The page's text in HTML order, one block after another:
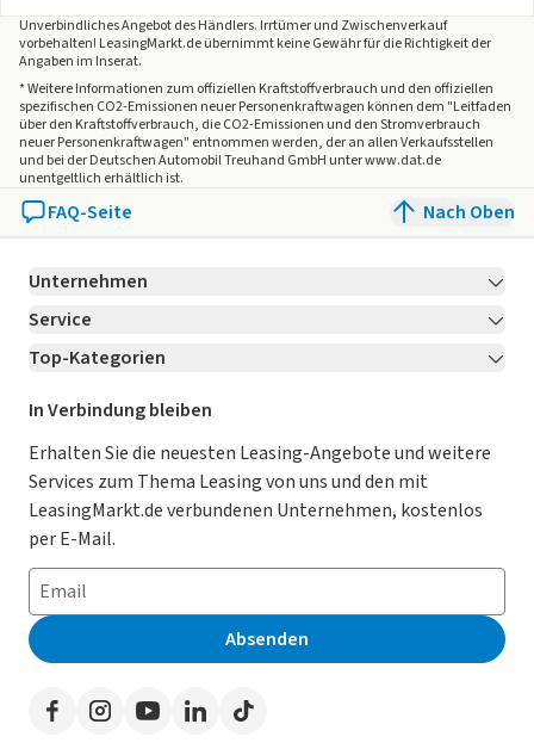
Unverbindliches Angebot desHändlers. Irrtümer und Zwischenverkauf
vorbehalten! LeasingMarkt.de übernimmt keine Gewähr für die Richtigkeit der
Angaben im Inserat.
* Weitere Informationen zum offiziellen Kraftstoffverbrauch und den offiziellen
spezifischen CO2-Emissionen neuer Personenkraftwagen können dem "Leitfaden
über den Kraftstoffverbrauch, die CO2-Emissionen und den Stromverbrauch
neuer Personenkraftwagen" entnommen werden, der an allen Verkaufsstellen
und bei der Deutschen Automobil Treuhand GmbH unter www.dat.de
unentgeltlich erhältlich ist.
FAQ-Seite Nach Oben
Unternehmen
Über LeasingMarkt.de
Karriere Jetzt bewerben!
Für Händler
Kooperation mit AutoScout24
AGB
Datenschutz
Impressum
Erklärung zur Barrierefreiheit
Presse
Service
Kontakt
Ratgeber
Magazin
Datenschutz-Einstellungen
So funktioniert’s
Häufig gestellte Fragen
Leasing-Lexikon
Auto-Tests
Werben auf LeasingMarkt.de
Top-Kategorien
Leasing Deals
Gebrauchtwagen Leasing
Leasing ohne Anzahlung
E-Auto Leasing
Privatleasing
Leasing-Vergleiche
Herstellerverzeichnis
Händlerverzeichnis
In Verbindung bleiben
Erhalten Sie die neuesten Leasing-Angebote und weitere
Services zum Thema Leasing von uns und den mit
LeasingMarkt.de verbundenen Unternehmen, kostenlos
per E-Mail.
Absenden